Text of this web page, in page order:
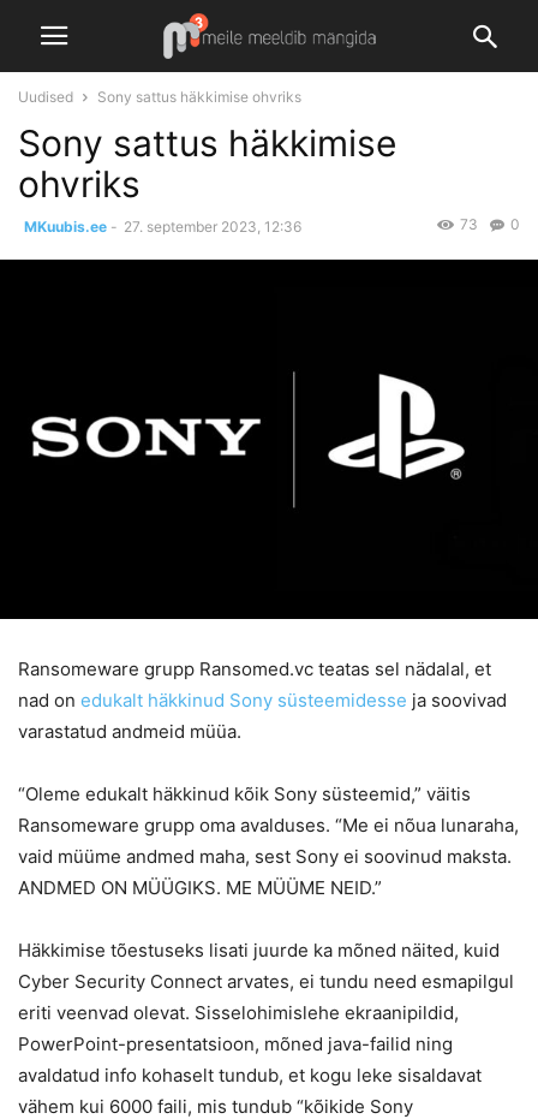
Uudised Sony sattus häkkimise ohvriks
Sony sattus häkkimise
ohvriks
MKuubis.ee - 27. september 2023, 12:36 0
73
Ransomeware grupp Ransomed.vc teatas sel nädalal, et
nad on edukalt häkkinud Sony süsteemidesse ja soovivad
varastatud andmeid müüa.
“Oleme edukalt häkkinud kõik Sony süsteemid,” väitis
Ransomeware grupp oma avalduses. “Me ei nõua lunaraha,
vaid müüme andmed maha, sest Sony ei soovinud maksta.
ANDMED ON MÜÜGIKS. ME MÜÜME NEID.”
Häkkimise tõestuseks lisati juurde ka mõned näited, kuid
Cyber Security Connect arvates, ei tundu need esmapilgul
eriti veenvad olevat. Sisselohimislehe ekraanipildid,
PowerPoint-presentatsioon, mõned java-failid ning
avaldatud info kohaselt tundub, et kogu leke sisaldavat
vähem kui 6000 faili, mis tundub “kõikide Sony